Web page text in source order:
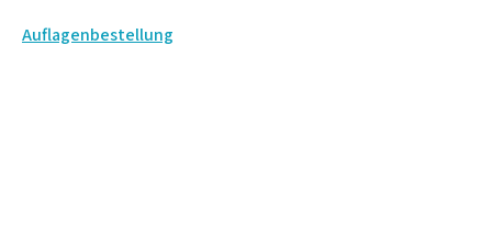
Auflagenbestellung